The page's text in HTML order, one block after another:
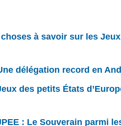
choses à savoir sur les
délégation record en
des petits États
: Le Souverain parmi